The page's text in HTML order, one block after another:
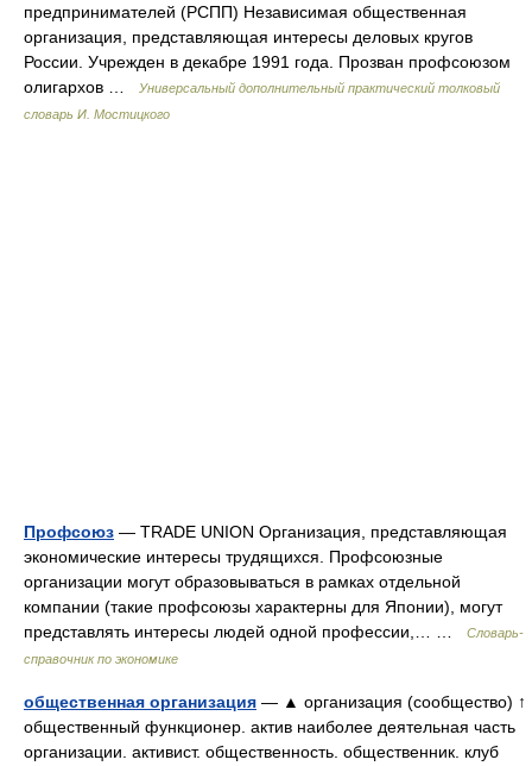
предпринимателей (РСПП) Независимая общественная
организация, представляющая интересы деловых кругов
России. Учрежден в декабре 1991 года. Прозван профсоюзом
олигархов …
Универсальный дополнительный практический толковый
словарь И. Мостицкого
Профсоюз — TRADE UNION Организация, представляющая
экономические интересы трудящихся. Профсоюзные
организации могут образовываться в рамках отдельной
компании (такие профсоюзы характерны для Японии), могут
представлять интересы людей одной профессии,… …
Словарь-
справочник по экономике
общественная организация — ▲ организация (сообщество) ↑
общественный функционер. актив наиболее деятельная часть
организации. активист. общественность. общественник. клуб